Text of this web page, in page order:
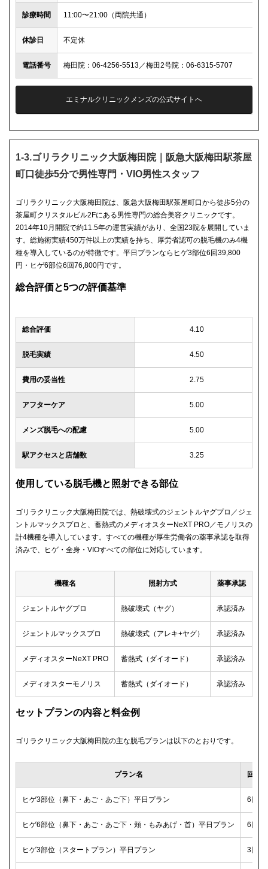
診療時間 11:00〜21:00（両院共通）
休診日 不定休
電話番号 梅田院：06-4256-5513／梅田2号院：06-6315-5707
エミナルクリニックメンズの公式サイトへ
1-3.ゴリラクリニック大阪梅田院｜阪急大阪梅田駅茶屋
町口徒歩5分で男性専門・VIO男性スタッフ
ゴリラクリニック大阪梅田院は、阪急大阪梅田駅茶屋町口から徒歩5分の
茶屋町クリスタルビル2Fにある男性専門の総合美容クリニックです。
2014年10月開院で約11.5年の運営実績があり、全国23院を展開していま
す。総施術実績450万件以上の実績を持ち、厚労省認可の脱毛機のみ4機
種を導入しているのが特徴です。平日プランならヒゲ3部位6回39,800
円・ヒゲ6部位6回76,800円です。
総合評価と5つの評価基準
総合評価 4.10
脱毛実績 4.50
費用の妥当性 2.75
アフターケア 5.00
メンズ脱毛への配慮 5.00
駅アクセスと店舗数 3.25
使用している脱毛機と照射できる部位
ゴリラクリニック大阪梅田院では、熱破壊式のジェントルヤグプロ／ジェ
ントルマックスプロと、蓄熱式のメディオスターNeXT PRO／モノリスの
計4機種を導入しています。すべての機種が厚生労働省の薬事承認を取得
済みで、ヒゲ・全身・VIOすべての部位に対応しています。
機種名 照射方式 薬事承認
ジェントルヤグプロ 熱破壊式（ヤグ） 承認済み
ジェントルマックスプロ 熱破壊式（アレキ+ヤグ） 承認済み
メディオスターNeXT PRO 蓄熱式（ダイオード） 承認済み
メディオスターモノリス 蓄熱式（ダイオード） 承認済み
セットプランの内容と料金例
ゴリラクリニック大阪梅田院の主な脱毛プランは以下のとおりです。
プラン名 回数
ヒゲ3部位（鼻下・あご・あご下）平日プラン 6回
ヒゲ6部位（鼻下・あご・あご下・頬・もみあげ・首）平日プラン 6回
ヒゲ3部位（スタートプラン）平日プラン 3回